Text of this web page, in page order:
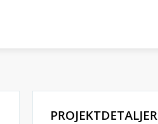
PROJEKTDETALJER